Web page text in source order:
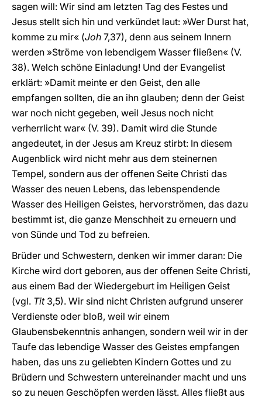
sagen will: Wir sind am letzten Tag des Festes und
Jesus stellt sich hin und verkündet laut: »Wer Durst hat,
komme zu mir« (Joh 7,37), denn aus seinem Innern
werden »Ströme von lebendigem Wasser fließen« (V.
38). Welch schöne Einladung! Und der Evangelist
erklärt: »Damit meinte er den Geist, den alle
empfangen sollten, die an ihn glauben; denn der Geist
war noch nicht gegeben, weil Jesus noch nicht
verherrlicht war« (V. 39). Damit wird die Stunde
angedeutet, in der Jesus am Kreuz stirbt: In diesem
Augenblick wird nicht mehr aus dem steinernen
Tempel, sondern aus der offenen Seite Christi das
Wasser des neuen Lebens, das lebenspendende
Wasser des Heiligen Geistes, hervorströmen, das dazu
bestimmt ist, die ganze Menschheit zu erneuern und
von Sünde und Tod zu befreien.
Brüder und Schwestern, denken wir immer daran: Die
Kirche wird dort geboren, aus der offenen Seite Christi,
aus einem Bad der Wiedergeburt im Heiligen Geist
(vgl. Tit 3,5). Wir sind nicht Christen aufgrund unserer
Verdienste oder bloß, weil wir einem
Glaubensbekenntnis anhangen, sondern weil wir in der
Taufe das lebendige Wasser des Geistes empfangen
haben, das uns zu geliebten Kindern Gottes und zu
Brüdern und Schwestern untereinander macht und uns
so zu neuen Geschöpfen werden lässt. Alles fließt aus